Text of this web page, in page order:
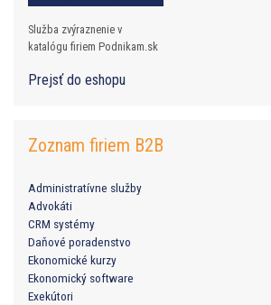
Služba zvýraznenie v
katalógu firiem Podnikam.sk
Prejsť do eshopu
Zoznam firiem B2B
Administratívne služby
Advokáti
CRM systémy
Daňové poradenstvo
Ekonomické kurzy
Ekonomický software
Exekútori